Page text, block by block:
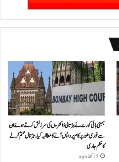
بمبئی ہائی کورٹ نے ہڑتالی ڈاکٹروں کی سرزنش کرتے ہوئے ان
سے فوری طور پر کام پر واپس آنے کا مطالبہ کیا۔ہڑتال ختم کرنے
کا حکم جاری
15 گھنٹے ago